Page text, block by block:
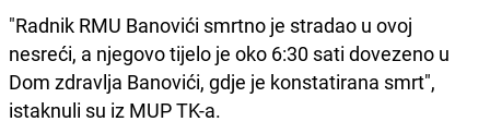
"Radnik RMU Banovići smrtno je stradao u ovoj
nesreći, a njegovo tijelo je oko 6:30 sati dovezeno u
Dom zdravlja Banovići, gdje je konstatirana smrt",
istaknuli su iz MUP TK-a.